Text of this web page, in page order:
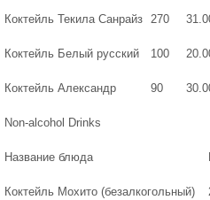
Коктейль Текила Санрайз 270
Коктейль Белый русский 100
Коктейль Александр 90
Non-alcohol Drinks
Название блюда
Коктейль Мохито (безалкогольный)